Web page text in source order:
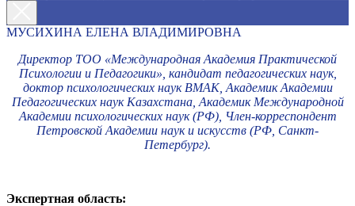
МУСИХИНА ЕЛЕНА ВЛАДИМИРОВНА
Директор ТОО «Международная Академия Практической
Психологии и Педагогики», кандидат педагогических наук,
доктор психологических наук ВМАК, Академик Академии
Педагогических наук Казахстана, Академик Международной
Академии психологических наук (РФ), Член-корреспондент
Петровской Академии наук и искусств (РФ, Санкт-
Петербург).
Экспертная область: